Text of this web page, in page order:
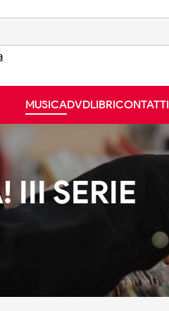
MUSICADVDLIBRICONTATTI
III SERIE